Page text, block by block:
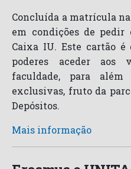
Concluída a matrícula
em condições de
Caixa IU. Este cartão
poderes aceder aos
faculdade, para
exclusivas, fruto da
Depósitos.
Mais informação